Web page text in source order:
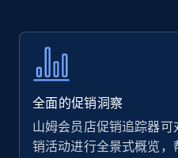
price, Currency,
more.
全面的促销洞察
山姆会员店促销追踪器
销活动进行全景式概览